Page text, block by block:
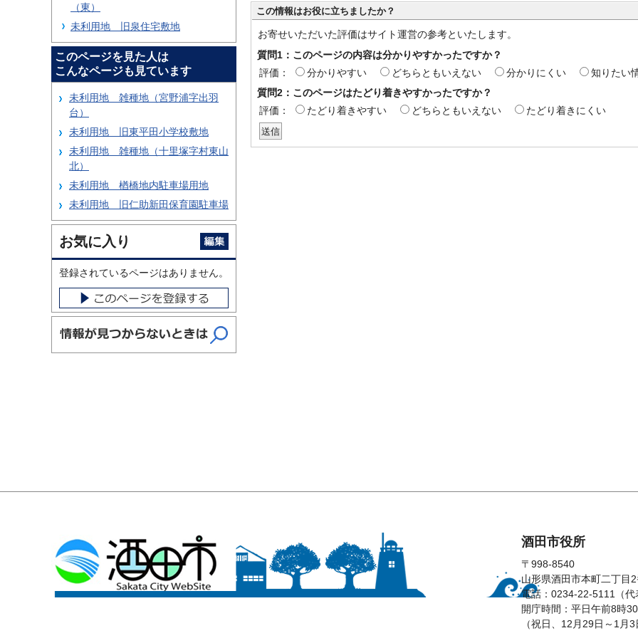
この情報はお役に立ちましたか？
お寄せいただいた評価はサイト運営の参考といたします。
質問1：このページの内容は分かりやすかったですか？
評価：
分かりやすい どちらともいえない 分かりにくい
知りたい
質問2：このページはたどり着きやすかったですか？
評価：
たどり着きやすい どちらともいえない たどり着きにくい
（東）
未利用地 旧泉住宅敷地
このページを見た人は
こんなページも見ています
未利用地 雑種地（宮野浦字出羽
台）
未利用地 旧東平田小学校敷地
未利用地 雑種地（十里塚字村東山
北）
未利用地 楢橋地内駐車場用地
未利用地 旧仁助新田保育園駐車場
お気に入り
登録されているページはありません。
酒田市役所
〒998-8540
山形県酒田市本町二丁目
電話：0234-22-5111（代
開庁時間：平日午前8時
（祝日、12月29日～1月3